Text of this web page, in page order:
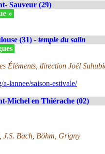
Sauveur (29)
»
(31) - temple du salin
Éléments, direction Joël
lannee/saison-estivale/
Michel en Thiérache (02)
J.S. Bach, Böhm, Grigny